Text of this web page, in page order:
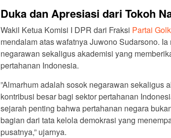
Duka dan Apresiasi dari Tokoh
Wakil Ketua Komisi I DPR dari Fraksi Partai
mendalam atas wafatnya Juwono Sudarsono.
negarawan sekaligus akademisi yang
pertahanan Indonesia.
”Almarhum adalah sosok negarawan sekaligus
kontribusi besar bagi sektor pertahanan
sejarah penting bahwa pertahanan negara
bagian dari tata kelola demokrasi yang
pusatnya,” ujarnya.